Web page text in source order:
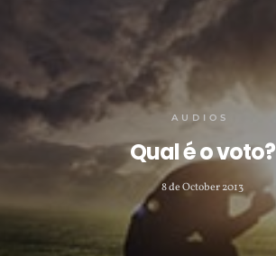
AUDIOS
Qual é o voto?
8 de October 2013